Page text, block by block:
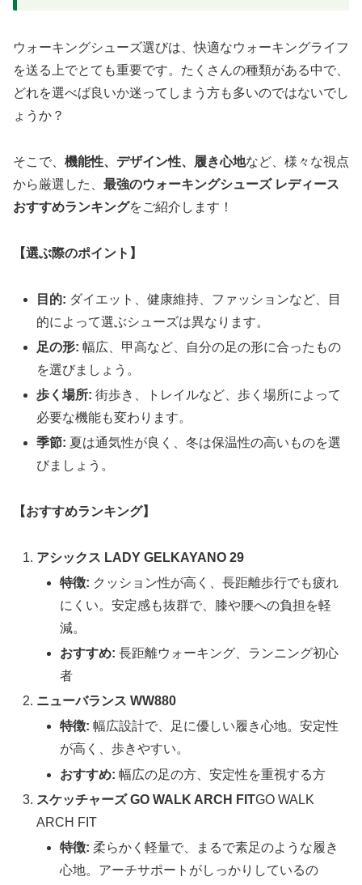
ウォーキングシューズ選びは、快適なウォーキングライフ
を送る上でとても重要です。たくさんの種類がある中で、
どれを選べば良いか迷ってしまう方も多いのではないでし
ょうか？
そこで、 機能性、デザイン性、履き心地など、様々な視点
から厳選した、 最強のウォーキングシューズ レディース
おすすめランキングをご紹介します！
【選ぶ際のポイント】
目的: ダイエット、健康維持、ファッションなど、目
的によって選ぶシューズは異なります。
足の形: 幅広、甲高など、自分の足の形に合ったもの
を選びましょう。
歩く場所: 街歩き、トレイルなど、歩く場所によって
必要な機能も変わります。
季節: 夏は通気性が良く、冬は保温性の高いものを選
びましょう。
【おすすめランキング】
アシックス LADY GELKAYANO 29
特徴: クッション性が高く、長距離歩行でも疲れ
にくい。安定感も抜群で、膝や腰への負担を軽
減。
おすすめ: 長距離ウォーキング、ランニング初心
者
ニューバランス WW880
特徴: 幅広設計で、足に優しい履き心地。安定性
が高く、歩きやすい。
おすすめ: 幅広の足の方、安定性を重視する方
スケッチャーズ GO WALK ARCH FITGO WALK
ARCH FIT
特徴: 柔らかく軽量で、まるで素足のような履き
心地。アーチサポートがしっかりしているの